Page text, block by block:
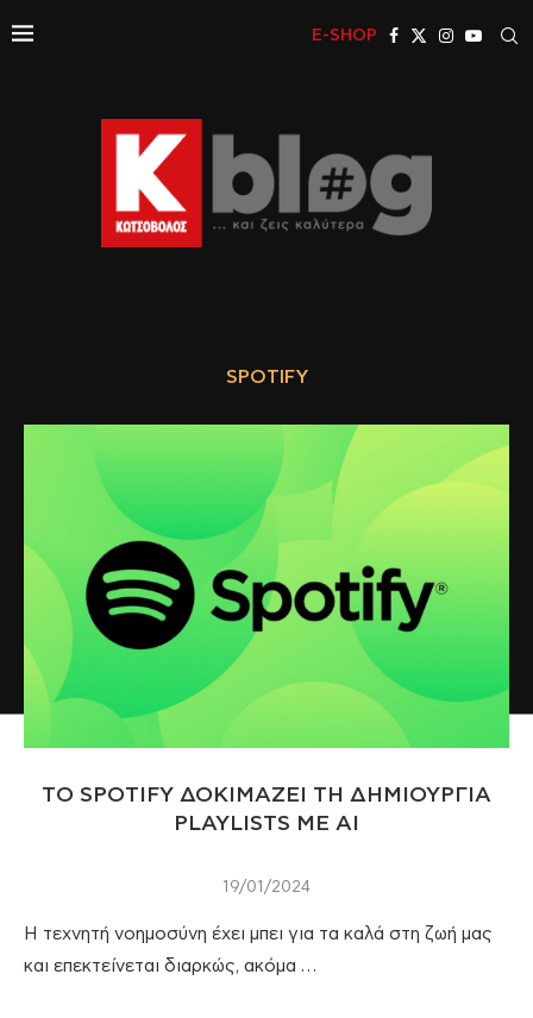
E-SHOP
SPOTIFY
TO SPOTIFY ΔΟΚΙΜΑΖΕΙ ΤΗ ΔΗΜΙΟΥΡΓΙΑ
PLAYLISTS ΜΕ AI
19/01/2024
Η τεχνητή νοημοσύνη έχει μπει για τα καλά στη ζωή μας
και επεκτείνεται διαρκώς, ακόμα …